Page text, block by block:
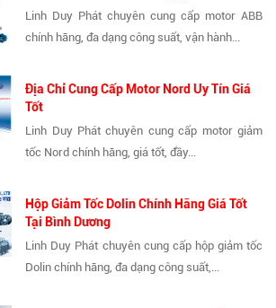
Linh Duy Phát chuyên cung cấp motor ABB
chính hãng, đa dạng công suất, vận hành...
Địa Chỉ Cung Cấp Motor Nord Uy Tín Giá
Tốt
Linh Duy Phát chuyên cung cấp motor giảm
tốc Nord chính hãng, giá tốt, đầy...
Hộp Giảm Tốc Dolin Chính Hãng Giá Tốt
Tại Bình Dương
Linh Duy Phát chuyên cung cấp hộp giảm tốc
Dolin chính hãng, đa dạng công suất,...